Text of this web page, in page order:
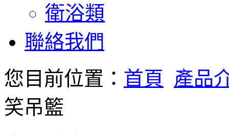
衛浴類
聯絡我們
您目前位置： 首頁
產品
笑吊籃